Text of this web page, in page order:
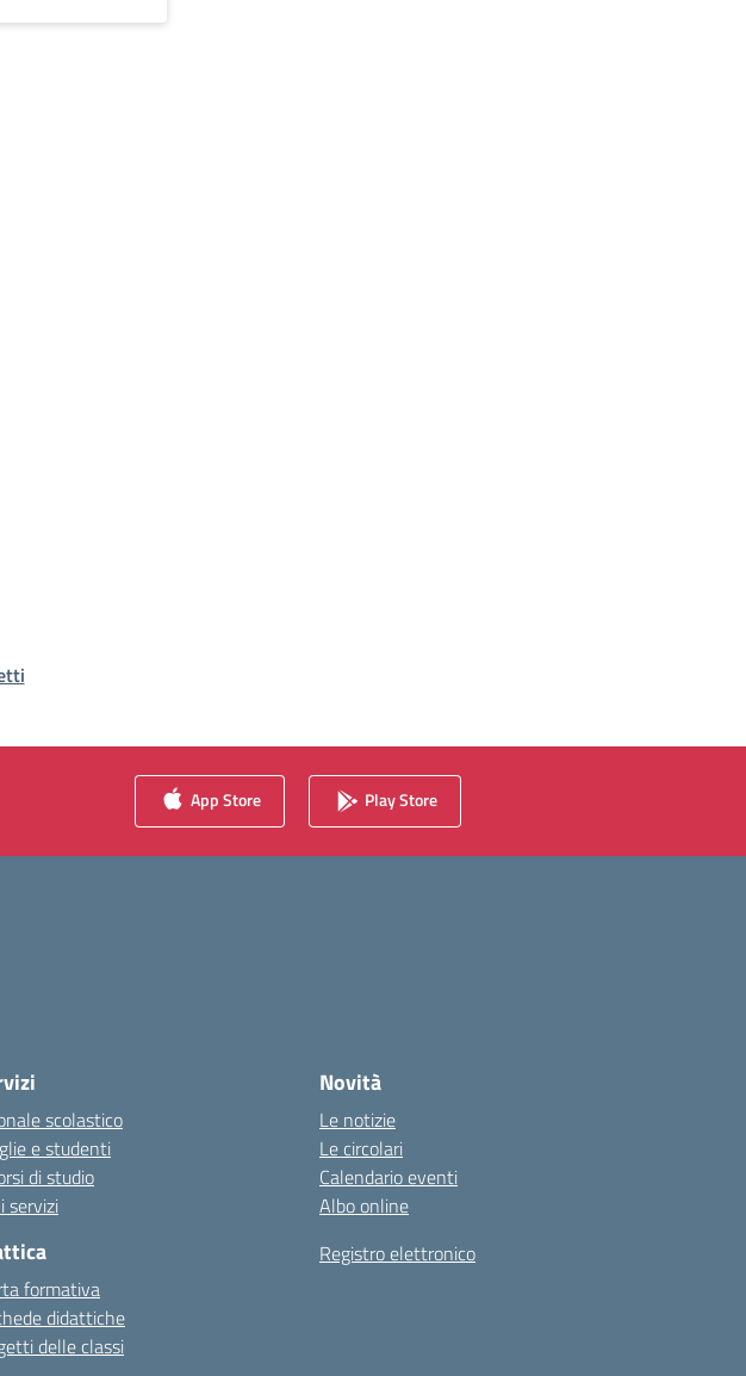
App Store Play Store
scolastico
e studenti
di studio
servizi
formativa
didattiche
delle classi
Novità
Le notizie
Le circolari
Calendario eventi
Albo online
Registro elettronico